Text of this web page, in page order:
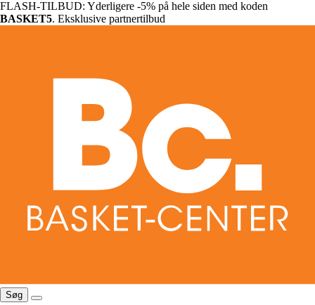
FLASH-TILBUD: Yderligere -5% på hele siden med koden
BASKET5. Eksklusive partnertilbud
Søg